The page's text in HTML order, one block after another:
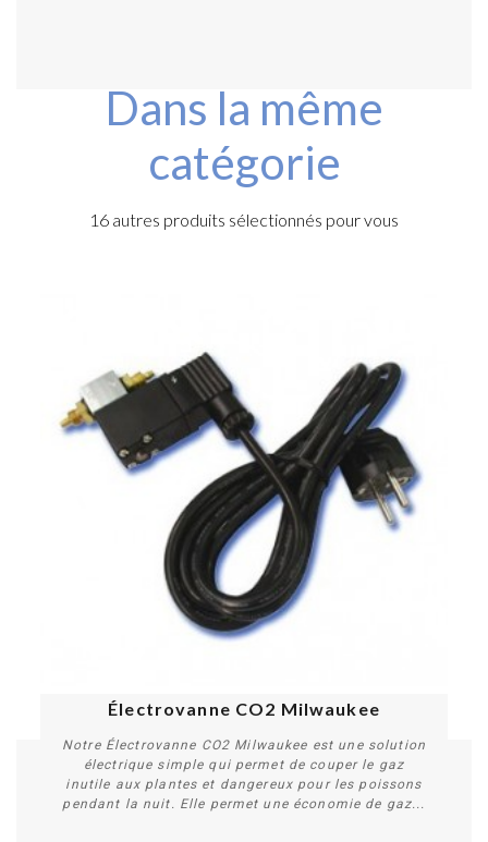
Dans la même
catégorie
16 autres produits sélectionnés pour vous
Électrovanne CO2 Milwaukee
Notre Électrovanne CO2 Milwaukee est une solution
électrique simple qui permet de couper le gaz
inutile aux plantes et dangereux pour les poissons
pendant la nuit. Elle permet une économie de gaz...